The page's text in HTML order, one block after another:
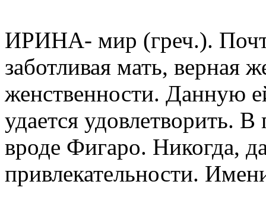
ИРИНА- мир (греч.).
заботливая мать, верная
женственности. Данную
удается удовлетворить.
вроде Фигаро. Никогда,
привлекательности.